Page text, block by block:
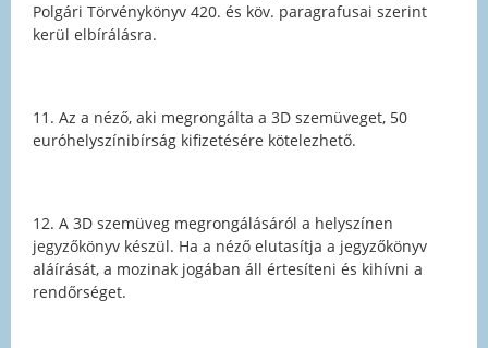
Polgári Törvénykönyv 420. és köv. paragrafusai szerint
kerül elbírálásra.
11. Az a néző, aki megrongálta a 3D szemüveget, 50
euróhelyszínibírság kifizetésére kötelezhető.
12. A 3D szemüveg megrongálásáról a helyszínen
jegyzőkönyv készül. Ha a néző elutasítja a jegyzőkönyv
aláírását, a mozinak jogában áll értesíteni és kihívni a
rendőrséget.